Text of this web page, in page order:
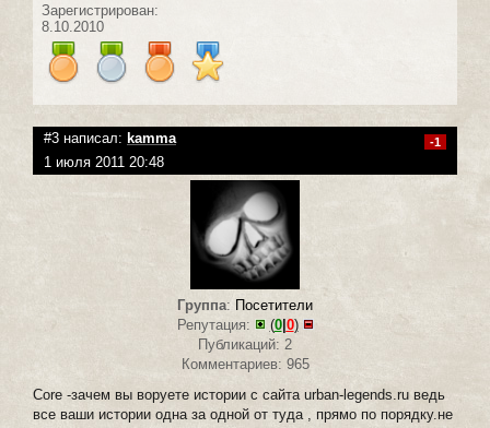
Зарегистрирован:
8.10.2010
#3 написал: kamma -1
1 июля 2011 20:48
Группа: Посетители
Репутация:
(0|0)
Публикаций: 2
Комментариев: 965
Core -зачем вы воруете истории с сайта urban-legends.ru ведь
все ваши истории одна за одной от туда , прямо по порядку.не